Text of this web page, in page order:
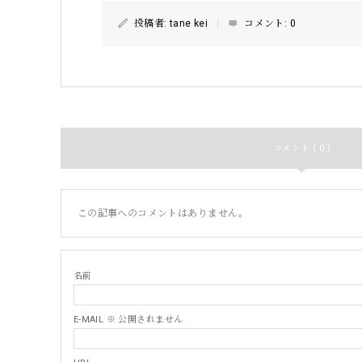
投稿者:tane kei コメント: 0
コメント ( 0 )
この記事へのコメントはありません。
名前
E-MAIL ※ 公開されません